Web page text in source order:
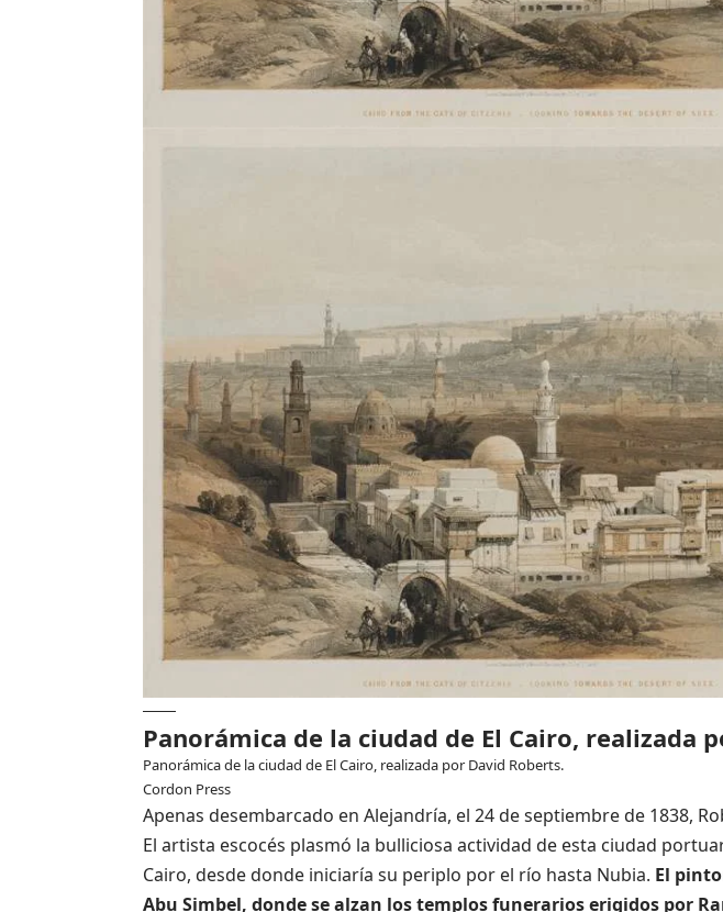
Panorámica de la ciudad de El Cairo, realizada
Panorámica de la ciudad de El Cairo, realizada por David Roberts.
Cordon Press
Apenas desembarcado en Alejandría, el 24 de septiembre de 1838,
El artista escocés plasmó la bulliciosa actividad de esta ciudad
Cairo, desde donde iniciaría su periplo por el río hasta Nubia. El
Abu Simbel, donde se alzan los templos funerarios erigidos por